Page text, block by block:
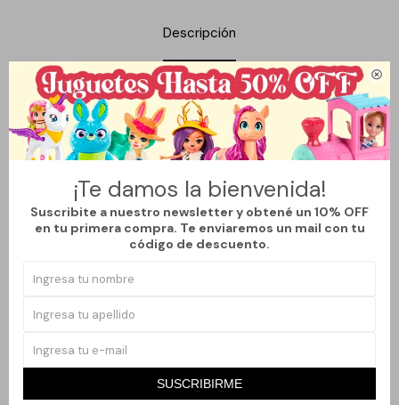

¡Te damos la bienvenida!
Suscribite a nuestro newsletter y obtené un 10% OFF
en tu primera compra. Te enviaremos un mail con tu
código de descuento.
SUSCRIBIRME
Descripción
Encendé el espíritu de la Navidad con nuestra Vela Individual
Navideña, diseñada para aportar calidez, encanto y un brillo
festivo a cualquier rincón del hogar. Con detalles inspirados en la
ilustraciones típicas de la temporada, convirtiéndose en un
elemento decorativo ideal para mesas, centros de mesa, repisas
o ambientes especiales.
reuniones familiares, cenas festivas o simplemente para disfrutar
del clima navideño. Es un complemento versátil que se adapta